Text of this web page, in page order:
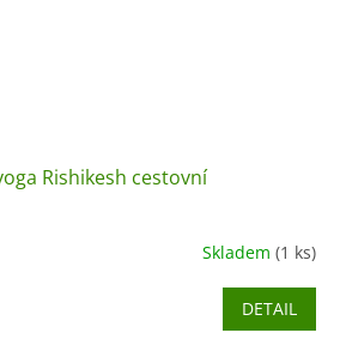
Rishikesh cestovní
Skladem (1 ks)
DETAIL